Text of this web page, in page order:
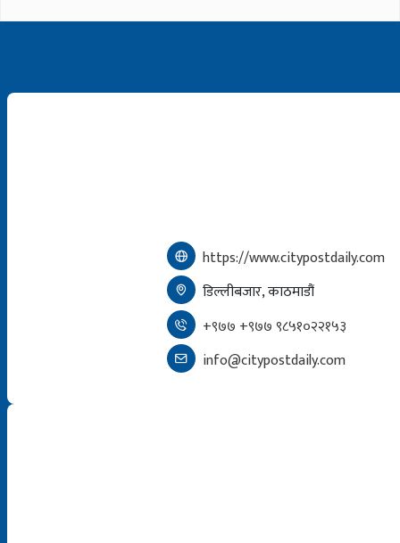
https://www.citypostdaily.com
डिल्लीबजार, काठमाडौं
+९७७ +९७७ ९८५१०२२१५३
info@citypostdaily.com